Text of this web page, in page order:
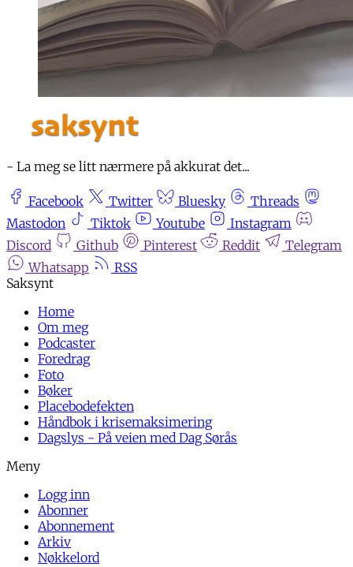
- La meg se litt nærmere på akkurat det...
Facebook Twitter Bluesky
Threads
Mastodon
Tiktok Youtube
Instagram
Discord
Github Pinterest Reddit
Telegram
Whatsapp
RSS
Home
Om meg
Podcaster
Foredrag
Foto
Bøker
Placebodefekten
Håndbok i krisemaksimering
Dagslys - På veien med Dag Sørås
Logg inn
Abonner
Abonnement
Arkiv
Nøkkelord